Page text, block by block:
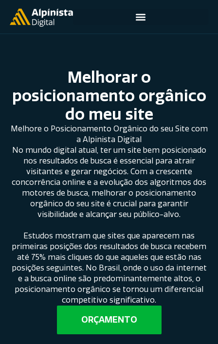
Melhorar o
posicionamento orgânico
do meu site
Melhore o Posicionamento Orgânico do seu Site com
a Alpinista Digital
No mundo digital atual, ter um site bem posicionado
nos resultados de busca é essencial para atrair
visitantes e gerar negócios. Com a crescente
concorrência online e a evolução dos algoritmos dos
motores de busca, melhorar o posicionamento
orgânico do seu site é crucial para garantir
visibilidade e alcançar seu público-alvo.
Estudos mostram que sites que aparecem nas
primeiras posições dos resultados de busca recebem
até 75% mais cliques do que aqueles que estão nas
posições seguintes. No Brasil, onde o uso da internet
e a busca online são predominantemente altos, o
posicionamento orgânico se tornou um diferencial
competitivo significativo.
ORÇAMENTO